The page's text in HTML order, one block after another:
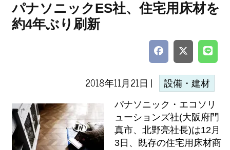
パナソニックES社、住宅用床材を
約4年ぶり刷新
2018年11月21日 | 設備・建材
パナソニック・エコソリ
ューションズ社(大阪府門
真市、北野亮社長)は12月
3日、既存の住宅用床材商